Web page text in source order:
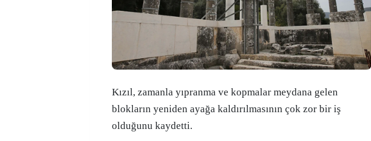
Kızıl, zamanla yıpranma ve kopmalar meydana gelen
blokların yeniden ayağa kaldırılmasının çok zor bir iş
olduğunu kaydetti.